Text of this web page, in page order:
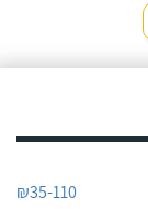
₪35-110